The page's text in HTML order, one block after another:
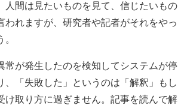
人間は見たいものを見て、信じたいもの
われますが、研究者や記者がそれをやっ
常が発生したのを検知してシステムが停
、「失敗した」というのは「解釈」もし
け取り方に過ぎません。記事を読んで解